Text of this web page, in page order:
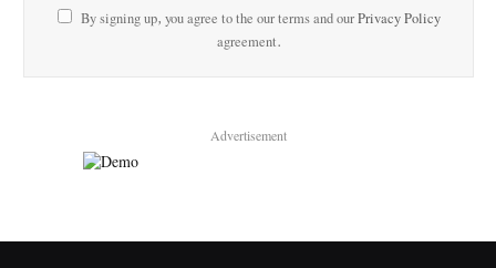
By signing up, you agree to the our terms and ourPrivacy Policy
agreement.
Advertisement